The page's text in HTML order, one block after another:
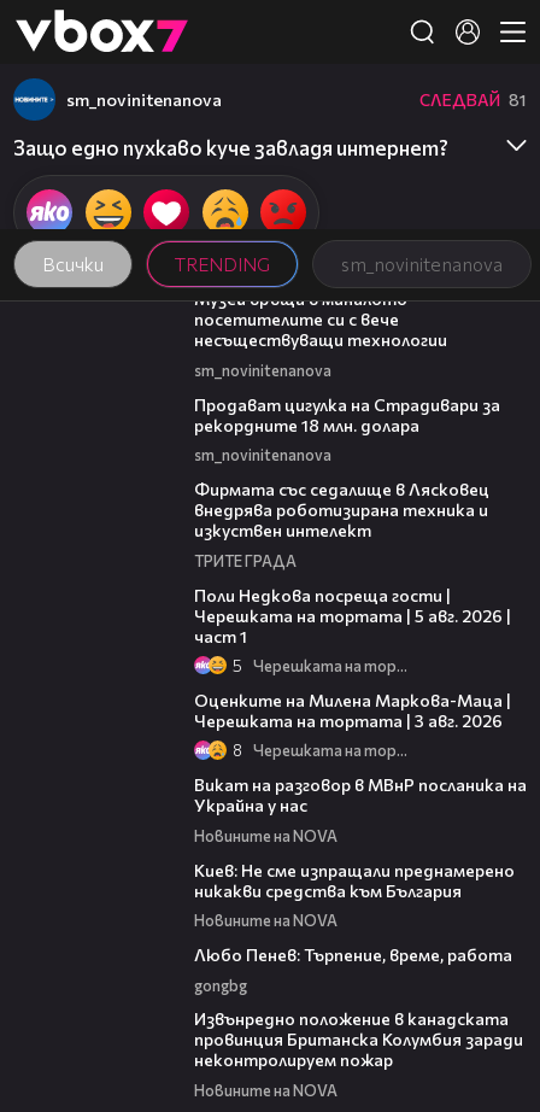
👾
Всички TRENDING sm_novinitenanova
sm_novinitenanova СЛЕДВАЙ 81
Защо едно пухкаво куче завладя интернет?
01:15
Музей връща в миналото
посетителите си с вече
несъществуващи технологии
sm_novinitenanova
Продават цигулка на Страдивари за
рекордните 18 млн. долара
sm_novinitenanova
Фирмата със седалище в Лясковец
внедрява роботизирана техника и
изкуствен интелект
ТРИТЕ ГРАДА
Поли Недкова посреща гости |
Черешката на тортата | 5 авг. 2026 |
част 1
5 Черешката на тортата
Оценките на Милена Маркова-Маца |
Черешката на тортата | 3 авг. 2026
8 Черешката на тортата
Викат на разговор в МВнР посланика на
Украйна у нас
Новините на NOVA
Киев: Не сме изпращали преднамерено
никакви средства към България
Новините на NOVA
Любо Пенев: Търпение, време, работа
gongbg
Извънредно положение в канадската
провинция Британска Колумбия заради
неконтролируем пожар
Новините на NOVA